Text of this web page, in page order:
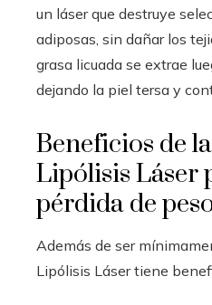
un láser que destruye
adiposas, sin dañar los
grasa licuada se extrae
dejando la piel tersa y
Beneficios de
Lipólisis Láser
pérdida de
Además de ser
Lipólisis Láser tiene